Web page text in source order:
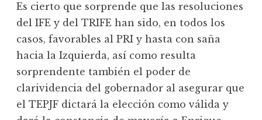
Es cierto que sorprende que las resoluciones
del IFE y del TRIFE han sido, en todos los
casos, favorables al PRI y hasta con saña
hacia la Izquierda, así como resulta
sorprendente también el poder de
clarividencia del gobernador al asegurar que
el TEPJF dictará la elección como válida y